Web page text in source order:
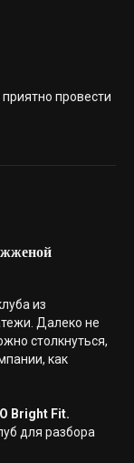
провести
из
Далеко не
столкнуться,
как
Bright Fit.
для разбора